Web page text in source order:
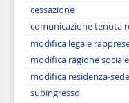
cessazione
comunicazione tenuta
modifica legale
modifica ragione sociale
modifica residenza-
subingresso